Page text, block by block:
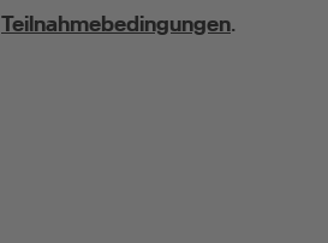
Teilnahmebedingungen.